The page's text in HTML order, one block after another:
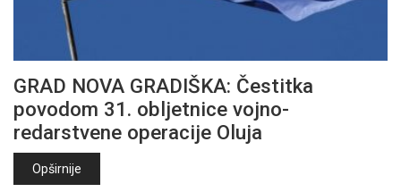
GRAD NOVA GRADIŠKA: Čestitka
povodom 31. obljetnice vojno-
redarstvene operacije Oluja
Opširnije